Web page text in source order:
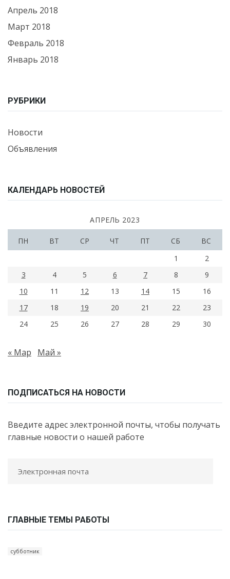
Апрель 2018
Март 2018
Февраль 2018
Январь 2018
РУБРИКИ
Новости
Объявления
КАЛЕНДАРЬ НОВОСТЕЙ
АПРЕЛЬ 2023
ПН ВТ СР ЧТ ПТ СБ
ВС
1
2
3
4 5 6 7 8
9
10
11 12 13 14 15
16
17
18 19 20 21 22
23
24
25 26 27 28 29 30
« Мар Май »
ПОДПИСАТЬСЯ НА НОВОСТИ
Введите адрес электронной почты, чтобы получать
главные новости о нашей работе
ГЛАВНЫЕ ТЕМЫ РАБОТЫ
субботник